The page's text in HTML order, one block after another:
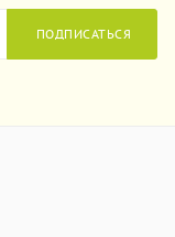
ПОДПИСАТЬСЯ